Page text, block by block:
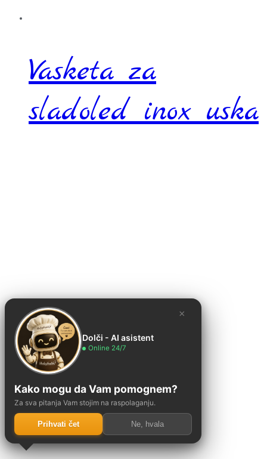
Vasketa za
sladoled inox uska
Kašika za
sladoled
×
Dolči - AI asistent
Online 24/7
Kako mogu da Vam pomognem?
Za sva pitanja Vam stojim na raspolaganju.
Prihvati čet Ne, hvala